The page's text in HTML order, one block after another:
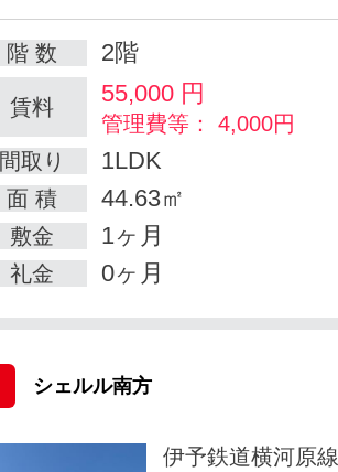
階 数 2階
賃料 55,000 円
管理費等： 4,000円
間取り
1LDK
面 積 44.63㎡
敷金 1ヶ月
礼金 0ヶ月
シェルル南方
伊予鉄道横河原